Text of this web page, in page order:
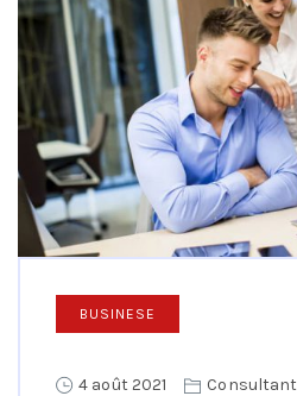
BUSINESE
4 août 2021 Consultant